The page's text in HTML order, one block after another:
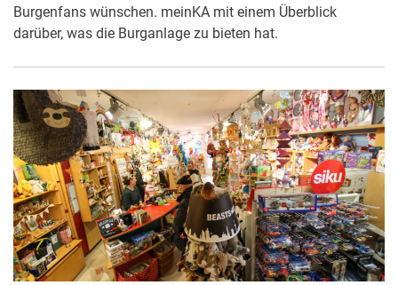
Burgenfans wünschen. meinKA mit einem Überblick
darüber, was die Burganlage zu bieten hat.